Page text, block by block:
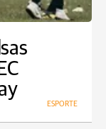
ESPORTE